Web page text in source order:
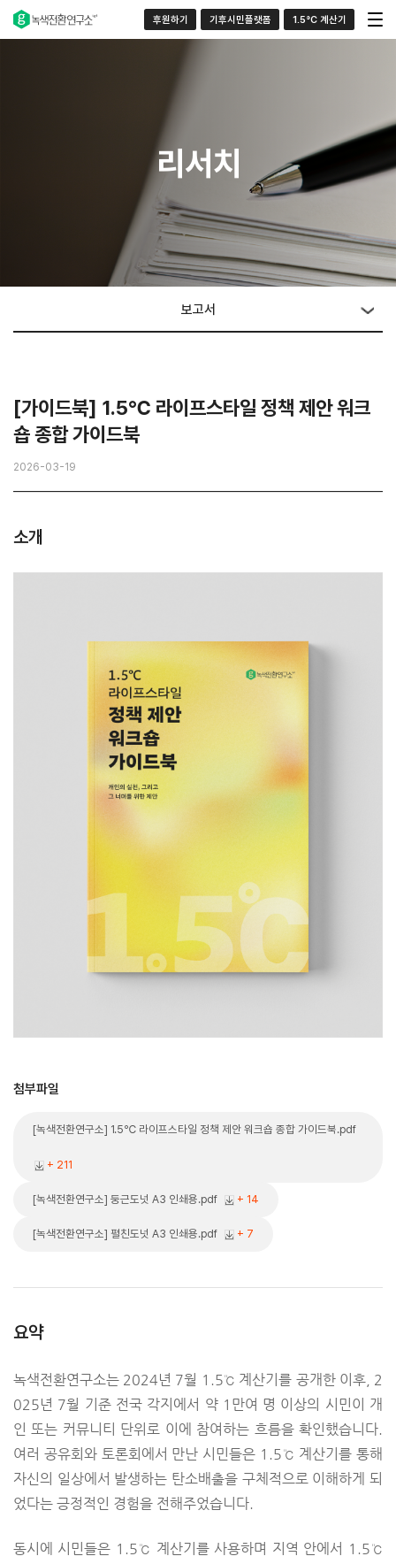
후원하기 기후시민플랫폼 1.5°C 계산기
리서치
보고서
[가이드북] 1.5℃ 라이프스타일 정책 제안 워크
숍 종합 가이드북
2026-03-19
소개
첨부파일
[녹색전환연구소] 1.5℃ 라이프스타일 정책 제안 워크숍 종합 가이드북.pdf
+ 211
[녹색전환연구소] 둥근도넛 A3 인쇄용.pdf + 14
[녹색전환연구소] 펼친도넛 A3 인쇄용.pdf + 7
요약
녹색전환연구소는 2024년 7월 1.5℃ 계산기를 공개한 이후, 2
025년 7월 기준 전국 각지에서 약 1만여 명 이상의 시민이 개
인 또는 커뮤니티 단위로 이에 참여하는 흐름을 확인했습니다.
여러 공유회와 토론회에서 만난 시민들은 1.5℃ 계산기를 통해
자신의 일상에서 발생하는 탄소배출을 구체적으로 이해하게 되
었다는 긍정적인 경험을 전해주었습니다.
동시에 시민들은 1.5℃ 계산기를 사용하며 지역 안에서 1.5℃